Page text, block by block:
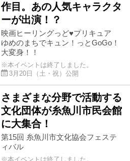
作目。あの人気キャラクタ
ーが出演！？
映画ヒーリングっど♥プリキュア
ゆめのまちでキュン！っとGoGo！
大変身！！
※本イベントは終了しました。
3月20日（土・祝）公開
さまざまな分野で活動する
文化団体が糸魚川市民会館
に大集合！
第15回 糸魚川市文化協会フェステ
ィバル
※本イベントは終了しました。